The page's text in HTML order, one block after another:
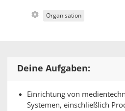
Organisation
Deine Aufgaben:
Einrichtung von
Systemen, einschließlich